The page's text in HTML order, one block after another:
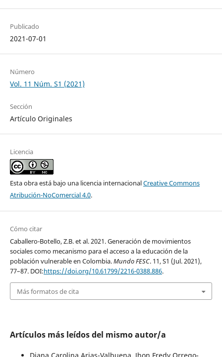
Publicado
2021-07-01
Número
Vol. 11 Núm. S1 (2021)
Sección
Artículo Originales
Licencia
Esta obra está bajo una licencia internacionalCreative Commons
Atribución-NoComercial 4.0.
Cómo citar
Caballero-Botello, Z.B. et al. 2021. Generación de movimientos
sociales como mecanismo para el acceso a la educación de la
población vulnerable en Colombia.Mundo FESC. 11, S1 (Jul. 2021),
77–87. DOI:https://doi.org/10.61799/2216-0388.886.
Más formatos de cita
Artículos más leídos del mismo autor/a